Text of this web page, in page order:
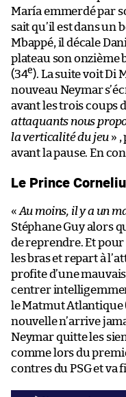
María emmerdé par
sait qu’il est dans un
Mbappé, il décale
plateau son onzième
(34e). La suite voit Di
nouveau Neymar
avant les trois coups
attaquants nous
la verticalité du jeu » ,
avant la pause. En
Le Prince
« Au moins, il y a un
Stéphane Guy alors
de reprendre. Et pour
les bras et repart à
profite d’une
centrer
le Matmut Atlantique
nouvelle n’arrive
Neymar quitte les
comme lors du
contres du PSG et va